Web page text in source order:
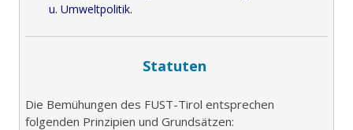
u. Umweltpolitik.
Statuten
Die Bemühungen des FUST-Tirol entsprechen
folgenden Prinzipien und Grundsätzen: